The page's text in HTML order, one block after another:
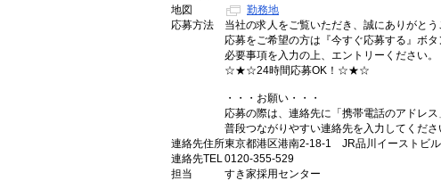
地図
勤務地
応募方法
当社の求人をご覧いただき、誠にありがとう
応募をご希望の方は『今すぐ応募する』ボ
必要事項を入力の上、エントリーください。
☆★☆24時間応募OK！☆★☆
・・・お願い・・・
応募の際は、連絡先に「携帯電話のアドレ
普段つながりやすい連絡先を入力してくださ
連絡先住所東京都港区港南2-18-1 JR品川イーストビル
連絡先TEL0120-355-529
担当
すき家採用センター